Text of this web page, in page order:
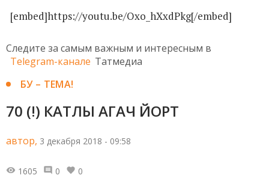
[embed]https://youtu.be/Oxo_hXxdPkg[/embed]
Следите за самым важным и интересным в
Telegram-канале Татмедиа
БУ – ТЕМА!
70 (!) КАТЛЫ АГАЧ ЙОРТ
автор, 3 декабря 2018 - 09:58
1605 0 0